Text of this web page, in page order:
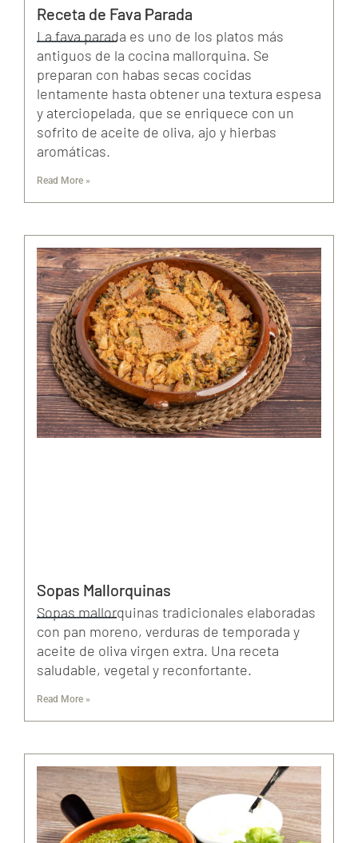
Receta de Fava Parada
La fava parada es uno de los platos más
antiguos de la cocina mallorquina. Se
preparan con habas secas cocidas
lentamente hasta obtener una textura espesa
y aterciopelada, que se enriquece con un
sofrito de aceite de oliva, ajo y hierbas
aromáticas.
Read More »
Sopas Mallorquinas
Sopas mallorquinas tradicionales elaboradas
con pan moreno, verduras de temporada y
aceite de oliva virgen extra. Una receta
saludable, vegetal y reconfortante.
Read More »